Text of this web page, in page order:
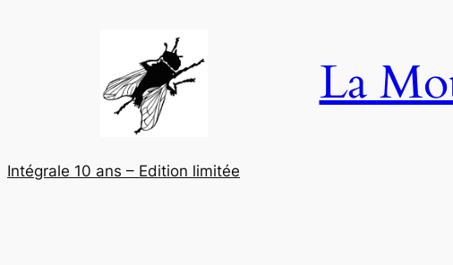
La
Intégrale 10 ans – Edition limitée